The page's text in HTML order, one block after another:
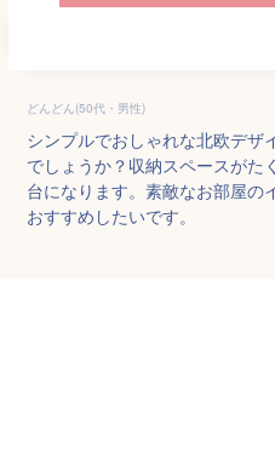
どんどん(50代・男性)
シンプルでおしゃれな北欧デザ
でしょうか？収納スペースがた
台になります。素敵なお部屋の
おすすめしたいです。